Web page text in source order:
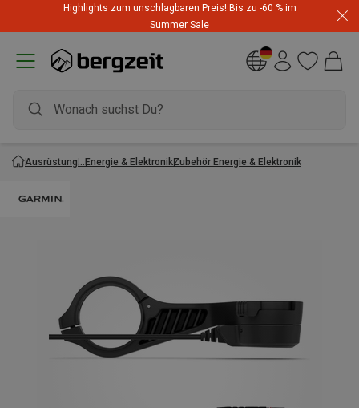
Highlights zum unschlagbaren Preis! Bis zu -60 % im
Summer Sale
Ausrüstung Energie & ElektronikZubehör Energie & Elektronik